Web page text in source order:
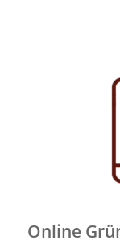
Online